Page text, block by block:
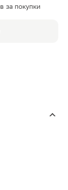
за покупки